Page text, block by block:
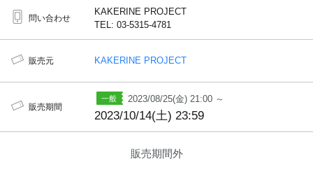
問い合わせ
KAKERINE PROJECT
TEL: 03-5315-4781
販売元 KAKERINE PROJECT
販売期間
2023/08/25(金) 21:00 ～
2023/10/14(土) 23:59
販売期間外